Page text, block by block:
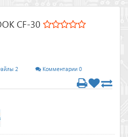
CF-30
2 Комментарии 0